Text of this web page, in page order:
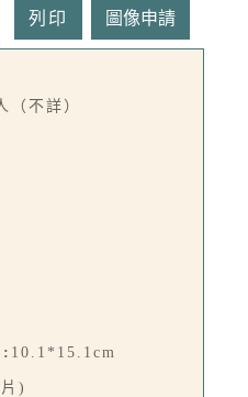
列印
（不詳）
10.1*15.1cm
)